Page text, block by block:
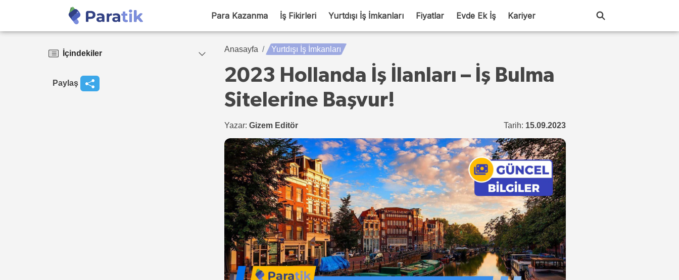
Para Kazanma İş Fikirleri Yurtdışı İş İmkanları Fiyatlar Evde Ek İş Kariyer
İçindekiler
Paylaş
Anasayfa Yurtdışı İş İmkanları
2023 Hollanda İş İlanları – İş Bulma
Sitelerine Başvur!
Yazar: Gizem Editör Tarih: 15.09.2023